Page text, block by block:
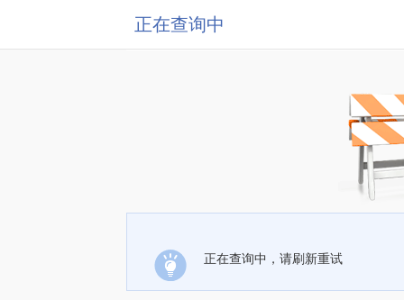
正在查询中
正在查询中，请刷新重试